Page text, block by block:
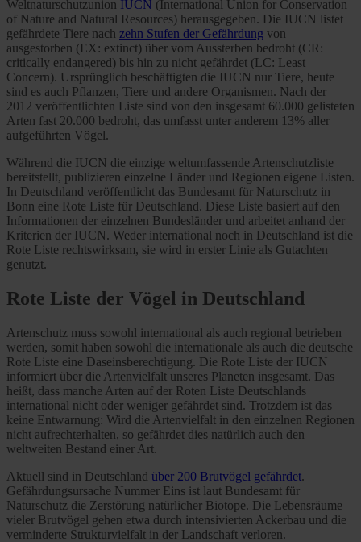
Weltnaturschutzunion IUCN (International Union for Conservation
of Nature and Natural Resources) herausgegeben. Die IUCN listet
gefährdete Tiere nach zehn Stufen der Gefährdung von
ausgestorben (EX: extinct) über vom Aussterben bedroht (CR:
critically endangered) bis hin zu nicht gefährdet (LC: Least
Concern). Ursprünglich beschäftigten die IUCN nur Tiere, heute
sind es auch Pflanzen, Tiere und andere Organismen. Nach der
2012 veröffentlichten Liste sind von den insgesamt 60.000 gelisteten
Arten fast 20.000 bedroht, das umfasst unter anderem 13% aller
aufgeführten Vögel.
Während die IUCN die einzige weltumfassende Artenschutzliste
bereitstellt, publizieren einzelne Länder und Regionen eigene Listen.
In Deutschland veröffentlicht das Bundesamt für Naturschutz in
Bonn eine Rote Liste für Deutschland. Diese Liste basiert auf den
Informationen der einzelnen Bundesländer und arbeitet anhand der
Kriterien der IUCN. Weder international noch in Deutschland ist die
Rote Liste rechtswirksam, sie wird in erster Linie als Gutachten
genutzt.
Rote Liste der Vögel in Deutschland
Artenschutz muss sowohl international als auch regional betrieben
werden, somit haben sowohl die internationale als auch die deutsche
Rote Liste eine Daseinsberechtigung. Die Rote Liste der IUCN
informiert über die Artenvielfalt unseres Planeten insgesamt. Das
heißt, dass manche Arten auf der Roten Liste Deutschlands
international nicht oder weniger gefährdet sind. Trotzdem ist das
keine Entwarnung: Wird die Artenvielfalt in den einzelnen Regionen
nicht aufrechterhalten, so gefährdet dies natürlich auch den
weltweiten Bestand einer Art.
Aktuell sind in Deutschland über 200 Brutvögel gefährdet.
Gefährdungsursache Nummer Eins ist laut Bundesamt für
Naturschutz die Zerstörung natürlicher Biotope. Die Lebensräume
vieler Brutvögel gehen etwa durch intensivierten Ackerbau und die
verminderte Strukturvielfalt in der Landschaft verloren.